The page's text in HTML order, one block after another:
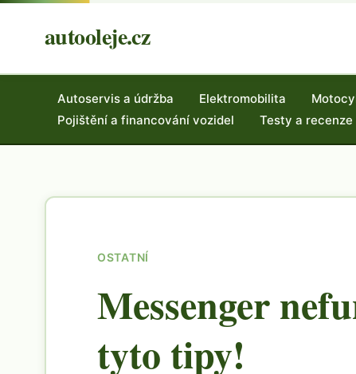
autooleje.cz
Autoservis a údržba Elektromobilita
Pojištění a financování vozidel
Testy a recenze
OSTATNÍ
Messenger
tyto tipy!